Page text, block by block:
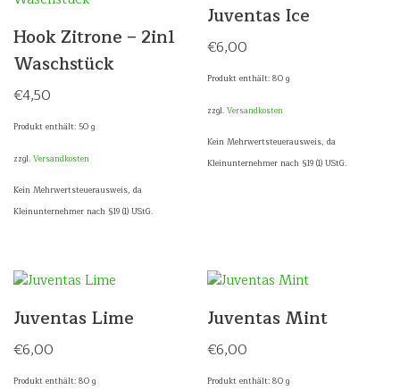
Hook Zitrone – 2in1
Waschstück
€4,50
Produkt enthält: 50 g
zzgl. Versandkosten
Kein Mehrwertsteuerausweis, da
Kleinunternehmer nach §19 (1) UStG.
Juventas Ice
€6,00
Produkt enthält: 80g
zzgl.Versandkosten
Kein Mehrwertsteuerausweis, da
Kleinunternehmer nach §19 (1) UStG.
Juventas Lime
€6,00
Produkt enthält: 80 g
Juventas Mint
€6,00
Produkt enthält: 80g